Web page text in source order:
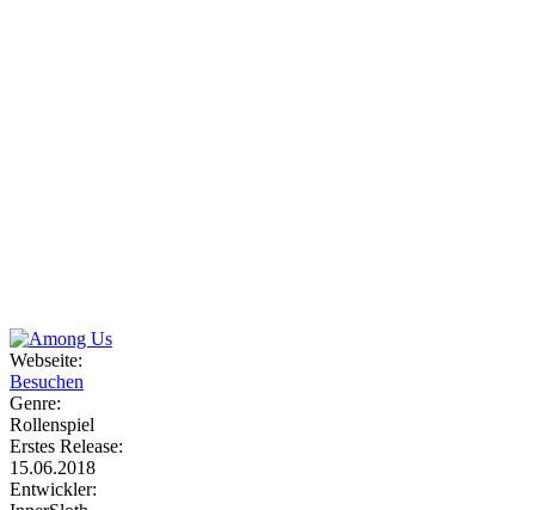
Webseite:
Besuchen
Genre:
Rollenspiel
Erstes Release:
15.06.2018
Entwickler: